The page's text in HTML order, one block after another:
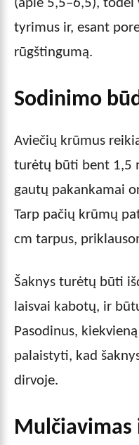
(apie 5,5–6,5),
tyrimus ir, esant
rūgštingumą.
Sodinimo
Aviečių krūmus
turėtų būti bent 1,5
gautų pakankamai
Tarp pačių krūmų
cm tarpus,
Šaknys turėtų būti
laisvai kabotų, ir
Pasodinus,
palaistyti, kad
dirvoje.
Mulčiavimas